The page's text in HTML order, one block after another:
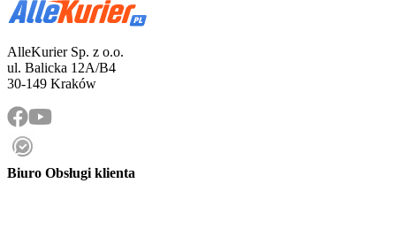
AlleKurier Sp. z o.o.
ul. Balicka 12A/B4
30-149 Kraków
Biuro Obsługi klienta